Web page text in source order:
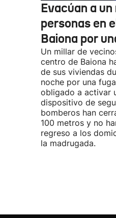
Evacúan a
personas en
Baiona por
Un millar de
centro de Baiona
de sus viviendas
noche por una
obligado a activar
dispositivo de
bomberos han
100 metros y no
regreso a los
la madrugada.